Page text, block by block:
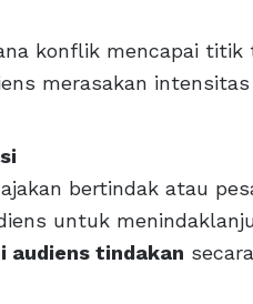
konflik mencapai titik
merasakan
bertindak atau
untuk
audiens tindakan